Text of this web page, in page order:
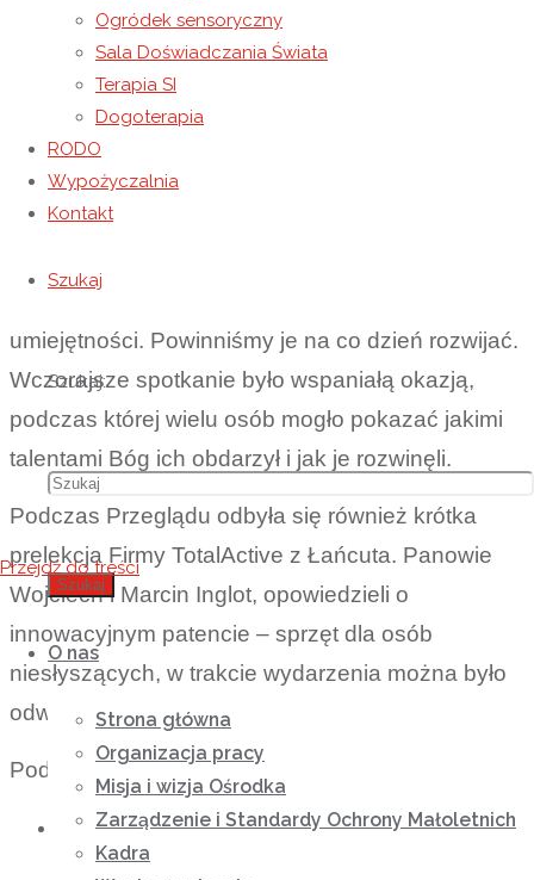
Ogródek sensoryczny
Sala Doświadczania Świata
Terapia SI
Dogoterapia
RODO
Wypożyczalnia
Kontakt
Szukaj
Szukaj:
Szukaj
Przejdź do treści
O nas
Strona główna
Organizacja pracy
Misja i wizja Ośrodka
Zarządzenie i Standardy Ochrony Małoletnich
Kadra
Mottem tegorocznego Przeglądu Twórczości
Artystycznej Osób Niepełnosprawnych Powiatu
Łańcuckiego są słowa świętego Jana Pawła II:
„Odkrywajcie w sobie zdolności, cieszcie się nimi,
i rozwijajcie je z Bożą pomocą”. Te słowa naszego
Wielkiego Rodaka nawiązują do ewangelicznej
umiejętności. Powinniśmy je na co dzień rozwijać.
Wczorajsze spotkanie było wspaniałą okazją,
podczas której wielu osób mogło pokazać jakimi
talentami Bóg ich obdarzył i jak je rozwinęli.
Podczas Przeglądu odbyła się również krótka
prelekcja Firmy TotalActive z Łańcuta. Panowie
Wojciech i Marcin Inglot, opowiedzieli o
innowacyjnym patencie – sprzęt dla osób
niesłyszących, w trakcie wydarzenia można było
odwiedzić stoisko firmy.
Podczas tego wydarzenia gościliśmy:
przedstawicieli i podopiecznych organizacji
działających na rzecz osób